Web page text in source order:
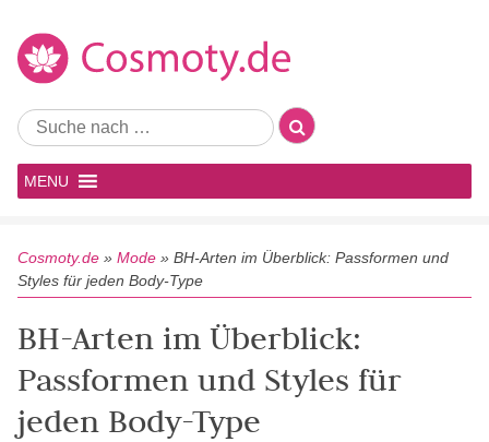
MENU
Cosmoty.de » Mode » BH-Arten im Überblick: Passformen und
Styles für jeden Body-Type
BH-Arten im Überblick:
Passformen und Styles für
jeden Body-Type